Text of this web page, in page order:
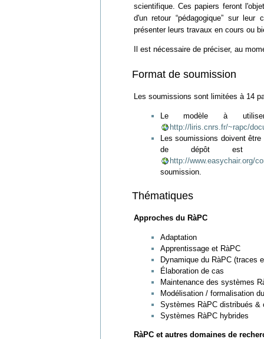
scientifique. Ces papiers feront
d'un retour “pédagogique” sur
présenter leurs travaux en cours ou
Il est nécessaire de préciser, au
Format de soumission
Les soumissions sont limitées à 14
Le modèle à
http://liris.cnrs.fr/~rapc/
Les soumissions doivent
de dépôt
http://www.easychair.org/
soumission.
Thématiques
Approches du RàPC
Adaptation
Apprentissage et RàPC
Dynamique du RàPC (traces
Élaboration de cas
Maintenance des systèmes
Modélisation / formalisation
Systèmes RàPC distribués &
Systèmes RàPC hybrides
RàPC et autres domaines de